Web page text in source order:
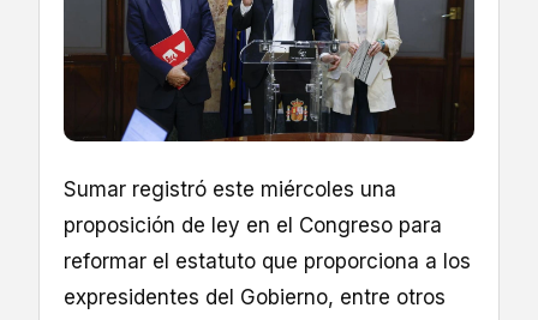
Sumar registró este miércoles una
proposición de ley en el Congreso para
reformar el estatuto que proporciona a los
expresidentes del Gobierno, entre otros